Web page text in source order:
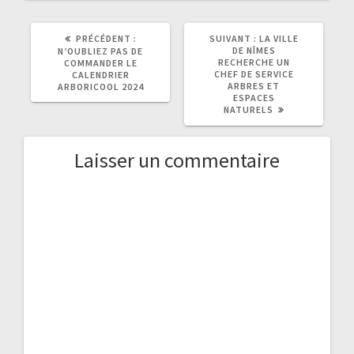
PRÉCÉDENT :
PRÉCÉDENT
:
N’OUBLIEZ PAS DE
COMMANDER LE
CALENDRIER
ARBORICOOL 2024
SUIVANT : ARTICLE
SUIVANT
:
LA VILLE
DE NÎMES
RECHERCHE UN
CHEF DE SERVICE
ARBRES ET
ESPACES
NATURELS
Laisser un commentaire